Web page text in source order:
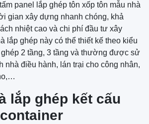
panel lắp ghép tôn xốp tôn mẫu nhà
gian xây dựng nhanh chóng, khả
nhiệt cao và chi phí đầu tư xây
lắp ghép này có thể thiết kế theo kiểu
2 tầng, 3 tầng và thường được sử
nhà điều hành, lán trại cho công nhân,
lắp ghép kết cấu